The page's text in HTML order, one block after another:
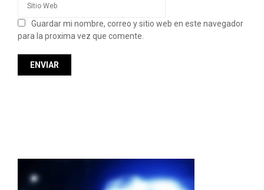
Guardar mi nombre, correo y sitio web en este navegador
para la proxima vez que comente.